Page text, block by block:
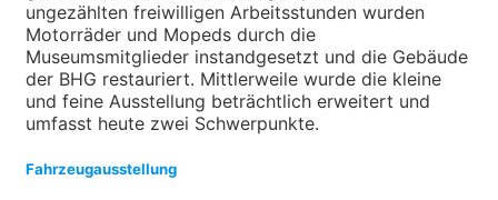
ungezählten freiwilligen Arbeitsstunden wurden
Motorräder und Mopeds durch die
Museumsmitglieder instandgesetzt und die Gebäude
der BHG restauriert. Mittlerweile wurde die kleine
und feine Ausstellung beträchtlich erweitert und
umfasst heute zwei Schwerpunkte.
Fahrzeugausstellung